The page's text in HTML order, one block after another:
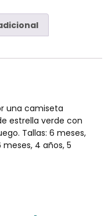
una camiseta
estrella verde con
Tallas: 6 meses,
meses, 4 años, 5